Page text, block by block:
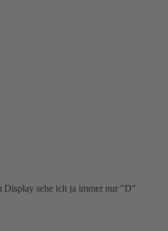
Display sehe ich ja immer nur "D"